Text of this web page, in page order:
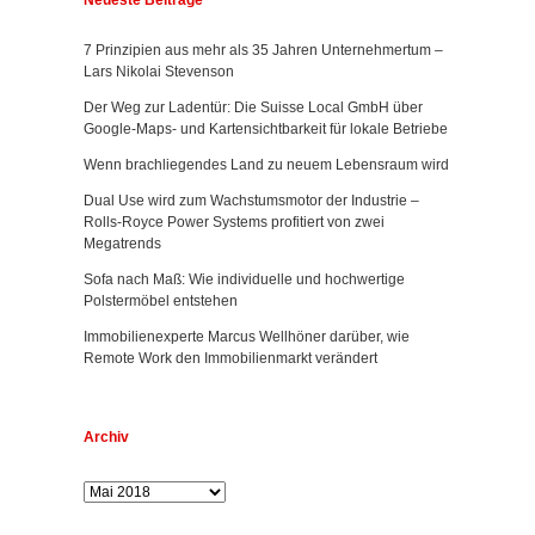
7 Prinzipien aus mehr als 35 Jahren Unternehmertum –
Lars Nikolai Stevenson
Der Weg zur Ladentür: Die Suisse Local GmbH über
Google-Maps- und Kartensichtbarkeit für lokale Betriebe
Wenn brachliegendes Land zu neuem Lebensraum wird
Dual Use wird zum Wachstumsmotor der Industrie –
Rolls-Royce Power Systems profitiert von zwei
Megatrends
Sofa nach Maß: Wie individuelle und hochwertige
Polstermöbel entstehen
Immobilienexperte Marcus Wellhöner darüber, wie
Remote Work den Immobilienmarkt verändert
Archiv
Archiv